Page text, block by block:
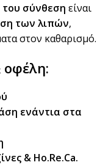
του σύνθεση είναι
των λιπών,
στον καθαρισμό.
οφέλη:
ενάντια στα
& Ho.Re.Ca.